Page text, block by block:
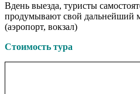
Вдень выезда, туристы
продумывают свой дальнейший
(аэропорт, вокзал)
Стоимость тура